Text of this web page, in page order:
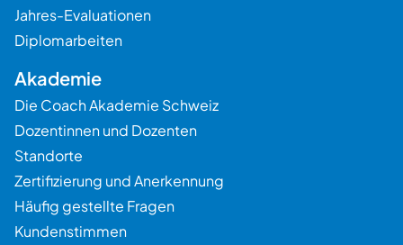
Jahres-Evaluationen
Diplomarbeiten
Akademie
Die Coach Akademie Schweiz
Dozentinnen und Dozenten
Standorte
Zertifizierung und Anerkennung
Häufig gestellte Fragen
Kundenstimmen